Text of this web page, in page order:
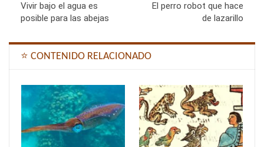
Vivir bajo el agua es
posible para las abejas
El perro robot que hace
de lazarillo
⭐ CONTENIDO RELACIONADO